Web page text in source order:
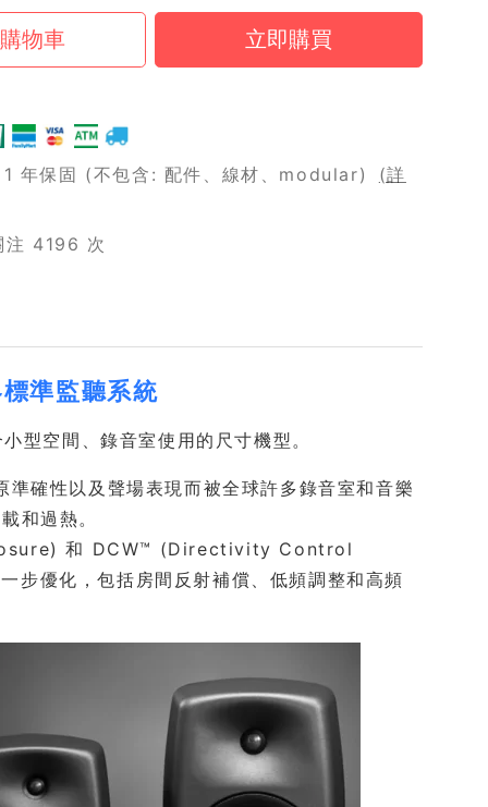
年保固 (不包含: 配件、線材、modular) (詳
4196 次
準監聽系統
空間、錄音室使用的尺寸機型。
確性以及聲場表現而被全球許多錄音室和音樂
和過熱。
和 DCW™ (Directivity Control
步優化，包括房間反射補償、低頻調整和高頻